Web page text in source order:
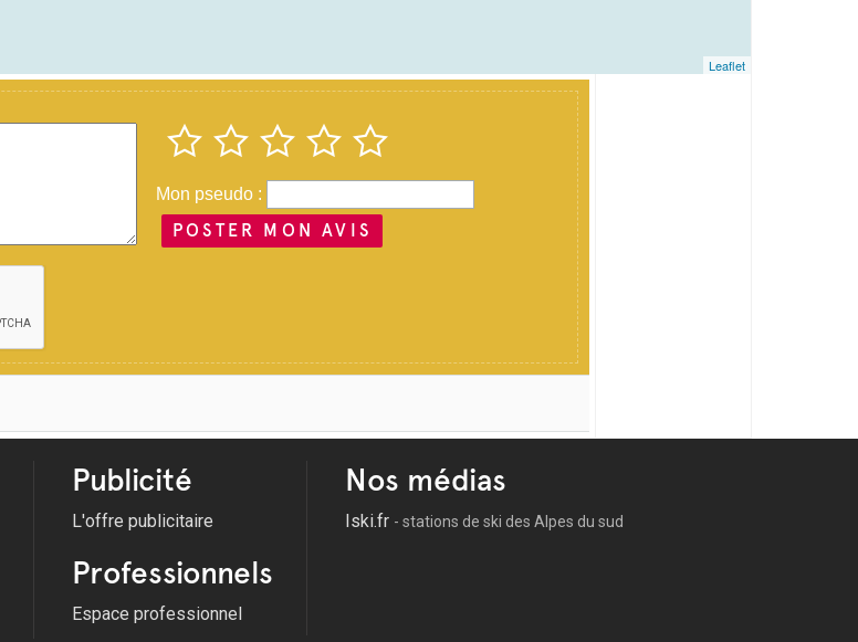
Leaflet
Mon pseudo :
POSTER MON AVIS
Publicité
L'offre publicitaire
Professionnels
Espace professionnel
Nos médias
Iski.fr - stations de ski des Alpes du sud